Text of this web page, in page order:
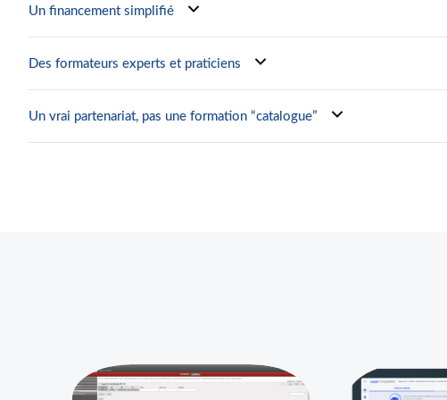
Un financement simplifié
Des formateurs experts et praticiens
Un vrai partenariat, pas une formation “catalogue”